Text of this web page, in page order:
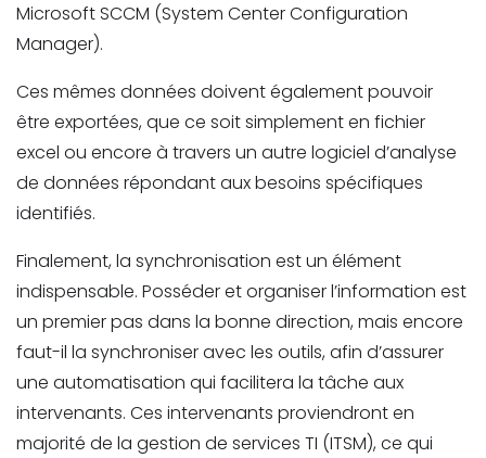
Microsoft SCCM (System Center Configuration
Manager).
Ces mêmes données doivent également pouvoir
être exportées, que ce soit simplement en fichier
excel ou encore à travers un autre logiciel d’analyse
de données répondant aux besoins spécifiques
identifiés.
Finalement, la synchronisation est un élément
indispensable. Posséder et organiser l’information est
un premier pas dans la bonne direction, mais encore
faut-il la synchroniser avec les outils, afin d’assurer
une automatisation qui facilitera la tâche aux
intervenants. Ces intervenants proviendront en
majorité de la gestion de services TI (ITSM), ce qui